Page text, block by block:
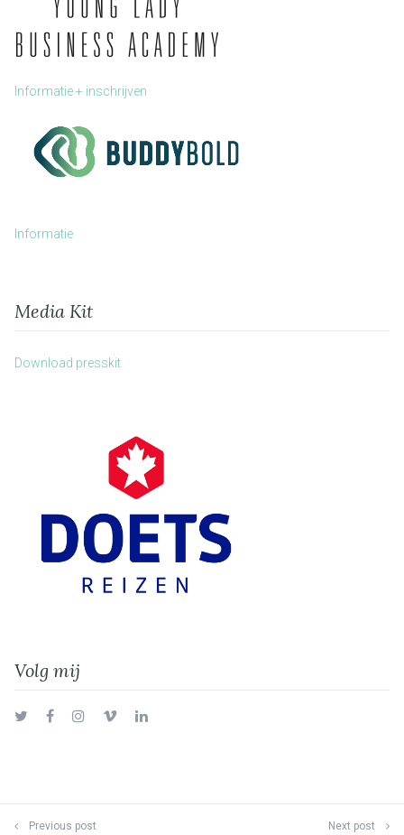
Informatie + inschrijven
Informatie
Media Kit
Download presskit
Volg mij
TwitterFacebookInstagram
VimeoLinkedIn
Previous post Next post